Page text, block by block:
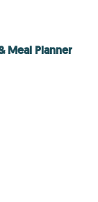
Meal Planner